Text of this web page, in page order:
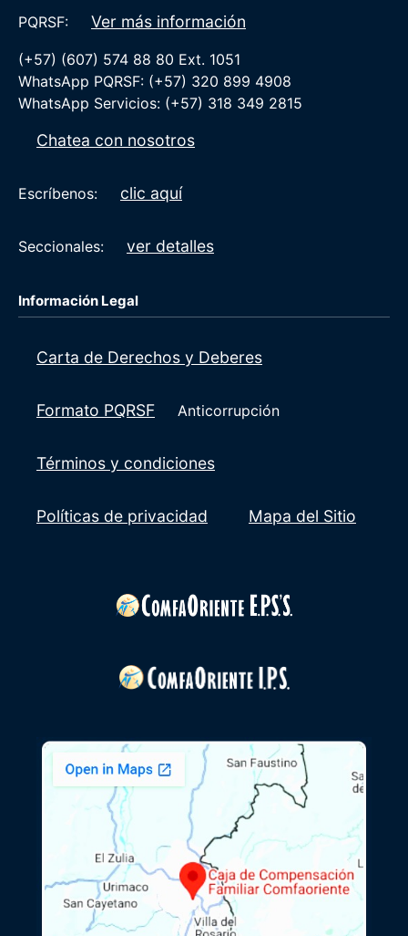
PQRSF: Ver más información
(+57) (607) 574 88 80 Ext. 1051
WhatsApp PQRSF: (+57) 320 899 4908
WhatsApp Servicios: (+57) 318 349 2815
Chatea con nosotros
Escríbenos: clic aquí
Seccionales: ver detalles
Información Legal
Carta de Derechos y Deberes
Formato PQRSF Anticorrupción
Términos y condiciones
Políticas de privacidad Mapa del Sitio